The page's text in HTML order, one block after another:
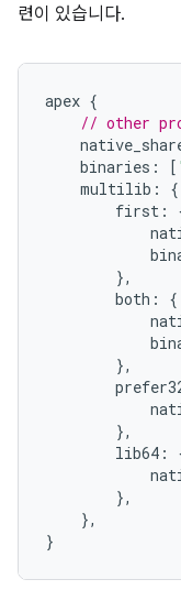
련이 있습니다.
apex {
// other
binaries : [
multilib :
{
first :
},
both :
{
},
},
lib64 :
},
},
}